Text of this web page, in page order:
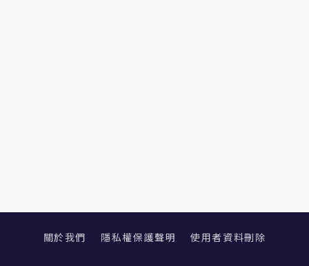
關於我們 隱私權保護聲明 使用者資料刪除